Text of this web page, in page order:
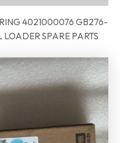
4021000076 GB276-
SPARE PARTS